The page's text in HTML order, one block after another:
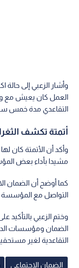
وأشار الزعبي إلى
العمل كان يعيش مع
التقاعدي مدة خمس
أتمتة تكشف
وأكد أن الأتمتة كان
مشيدا بأداء بعض
التواصل مع المؤسسة
وختم الزعبي بالتأكيد
الضمان ومؤسسات
التقاعدية لغير
الضمان الاجتماعي